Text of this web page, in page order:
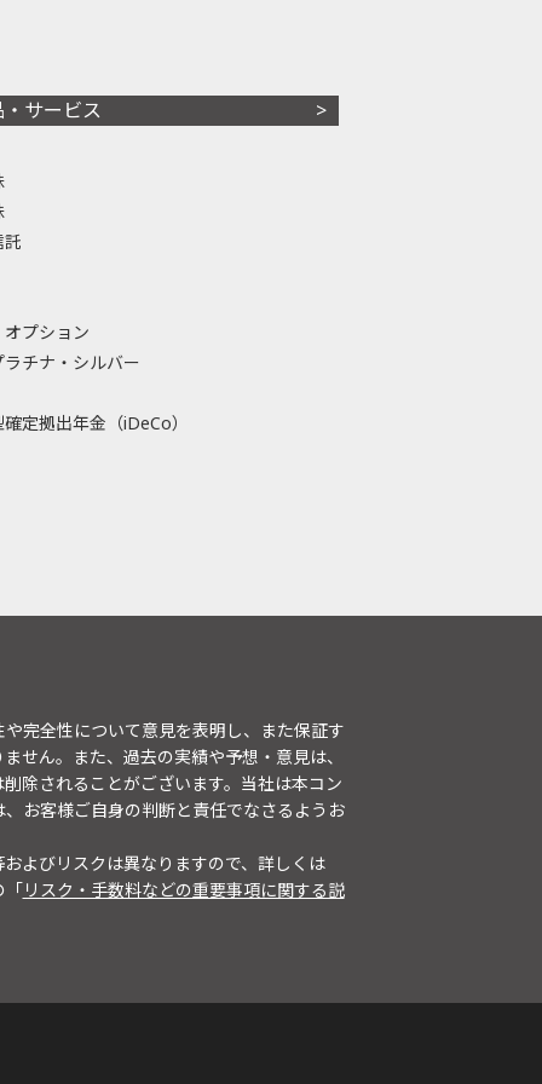
・サービス
託
プション
ラチナ・シルバー
定拠出年金（iDeCo）
完全性について意見を表明し、また保証す
せん。また、過去の実績や予想・意見は、
除されることがございます。当社は本コン
お客様ご自身の判断と責任でなさるようお
よびリスクは異なりますので、詳しくは
「リスク・手数料などの重要事項に関する説